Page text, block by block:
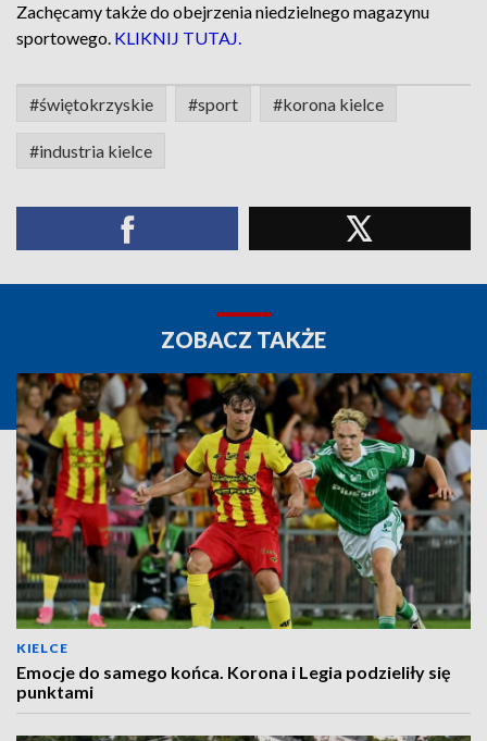
Zachęcamy także do obejrzenia niedzielnego magazynu
sportowego. KLIKNIJ TUTAJ.
#świętokrzyskie #sport #korona kielce
#industria kielce
ZOBACZ TAKŻE
KIELCE
Emocje do samego końca. Korona i Legia podzieliły się
punktami